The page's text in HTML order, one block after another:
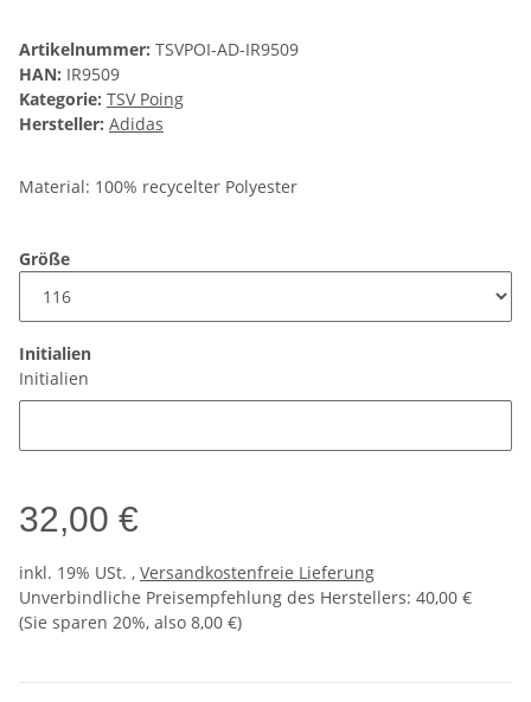
Artikelnummer: TSVPOI-AD-IR9509
HAN: IR9509
Kategorie: TSV Poing
Hersteller: Adidas
Material: 100% recycelter Polyester
Größe
Initialien
Initialien
32,00 €
inkl. 19% USt. , Versandkostenfreie Lieferung
Unverbindliche Preisempfehlung des Herstellers: 40,00 €
(Sie sparen 20%, also 8,00 €)